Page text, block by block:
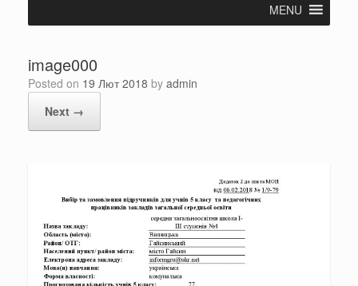
MENU
image000
Posted on 19 Лют 2018 by admin
Next →